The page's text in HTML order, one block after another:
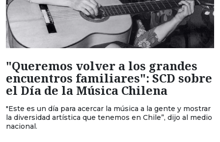
"Queremos volver a los grandes
encuentros familiares": SCD sobre
el Día de la Música Chilena
"Este es un día para acercar la música a la gente y mostrar
la diversidad artística que tenemos en Chile”, dijo al medio
nacional.